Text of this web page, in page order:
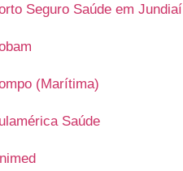
Seguro Saúde em Jundiaí
(Marítima)
Saúde